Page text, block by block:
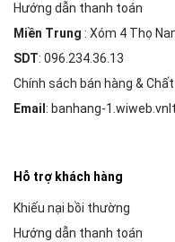
Hướng dẫn thanh toán
Miền Trung : Xóm 4 Thọ
SDT: 096.234.36.13
Chính sách bán hàng &
Email : banhang-
Hỗ trợ khách hàng
Khiếu nại bồi thường
Hướng dẫn thanh toán